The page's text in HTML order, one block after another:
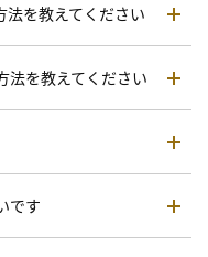
を教えてください
法を教えてください
です